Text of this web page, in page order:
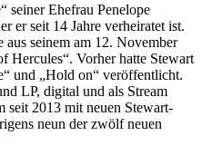
seiner Ehefrau Penelope
er seit 14 Jahre verheiratet ist.
seinem am 12. November
Hercules“. Vorher hatte Stewart
und „Hold on“ veröffentlicht.
LP, digital und als Stream
seit 2013 mit neuen Stewart-
neun der zwölf neuen